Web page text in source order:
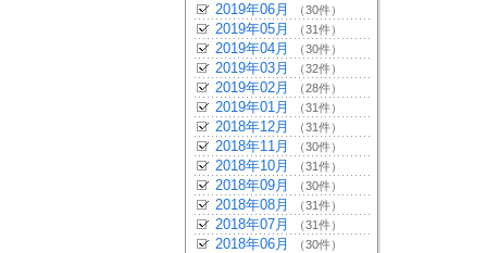
2019年06月 （30件）
2019年05月 （31件）
2019年04月 （30件）
2019年03月 （32件）
2019年02月 （28件）
2019年01月 （31件）
2018年12月 （31件）
2018年11月 （30件）
2018年10月 （31件）
2018年09月 （30件）
2018年08月 （31件）
2018年07月 （31件）
2018年06月 （30件）